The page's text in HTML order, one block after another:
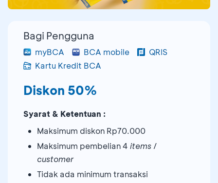
Bagi Pengguna
myBCA BCA mobile
QRIS
Kartu Kredit BCA
Diskon 50%
Syarat & Ketentuan :
Maksimum diskon Rp70.000
Maksimum pembelian 4 items /
customer
Tidak ada minimum transaksi